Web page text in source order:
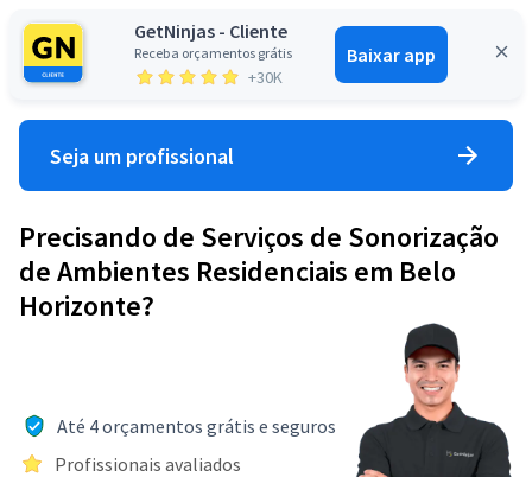
GetNinjas - Cliente
Receba orçamentos grátis
+30K
Baixar app
Entrar
Seja um profissional
Precisando de Serviços de Sonorização
de Ambientes Residenciais em Belo
Horizonte?
Até 4 orçamentos grátis e seguros
Profissionais avaliados